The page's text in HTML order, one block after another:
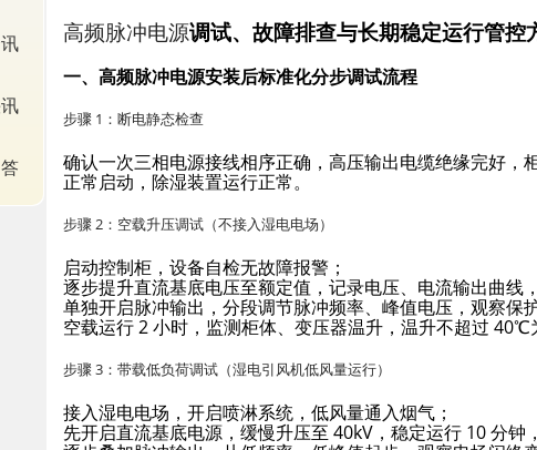
高频脉冲电源调试、故障排查与长期稳定运行管控
一、高频脉冲电源安装后标准化分步调试流程
步骤 1：断电静态检查
确认一次三相电源接线相序正确，高压输出电缆绝缘完好
正常启动，除湿装置运行正常。
步骤 2：空载升压调试（不接入湿电电场）
启动控制柜，设备自检无故障报警；
逐步提升直流基底电压至额定值，记录电压、电流输出曲线
单独开启脉冲输出，分段调节脉冲频率、峰值电压，观察保
空载运行 2 小时，监测柜体、变压器温升，温升不超过 40℃
步骤 3：带载低负荷调试（湿电引风机低风量运行）
接入湿电电场，开启喷淋系统，低风量通入烟气；
先开启直流基底电源，缓慢升压至 40kV，稳定运行 10 分钟